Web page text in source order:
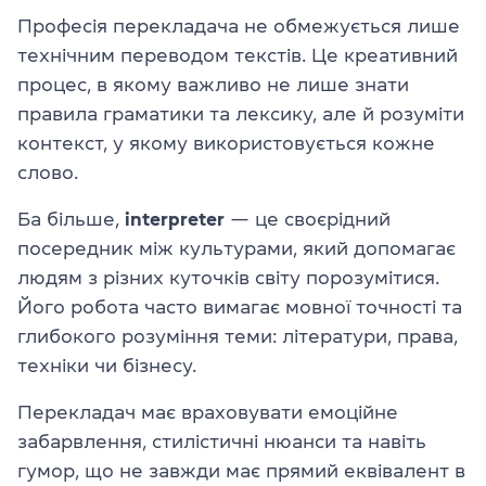
Професія перекладача не обмежується лише
технічним переводом текстів. Це креативний
процес, в якому важливо не лише знати
правила граматики та лексику, але й розуміти
контекст, у якому використовується кожне
слово.
Ба більше, interpreter — це своєрідний
посередник між культурами, який допомагає
людям з різних куточків світу порозумітися.
Його робота часто вимагає мовної точності та
глибокого розуміння теми: літератури, права,
техніки чи бізнесу.
Перекладач має враховувати емоційне
забарвлення, стилістичні нюанси та навіть
гумор, що не завжди має прямий еквівалент в